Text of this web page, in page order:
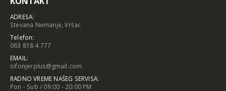
ADRESA:
Stevana Nemanje, Vršac
Telefon:
063 818 4 777
EMAIL:
sifonjerplus@gmail.com
RADNO VREME NAŠEG SERVISA:
Pon - Sub / 09:00 - 20:00 PM